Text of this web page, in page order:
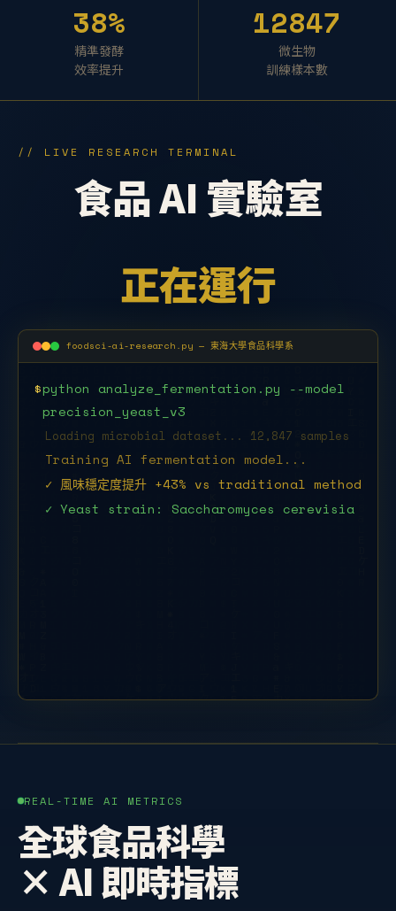
38%
精準發酵
效率提升
12847
微生物
訓練樣本數
// LIVE RESEARCH TERMINAL
食品 AI 實驗室
正在運行
foodsci-ai-research.py — 東海大學食品科學系
$python analyze_fermentation.py --model
precision_yeast_v3
Loading microbial dataset... 12,847 samples
Training AI fermentation model...
✓ 風味穩定度提升 +43% vs traditional method
✓ Yeast strain: Saccharomyces
REAL-TIME AI METRICS
全球食品科學
× AI 即時指標